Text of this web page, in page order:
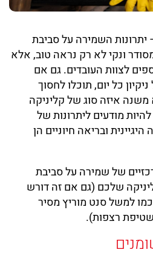
יתרונות השמירה על סביבת
ונקי לא רק נראה טוב, אלא
לצוות העובדים. גם אם
כל יום, תוכלו לחסוך
איזה סוג של קליניקה
מודעים ליתרונות של
ובריאה חיוניים הן
של שמירה על סביבת
שלכם (גם אם זה דורש
כמו למשל סנט מוריץ מסיר
רצפות).